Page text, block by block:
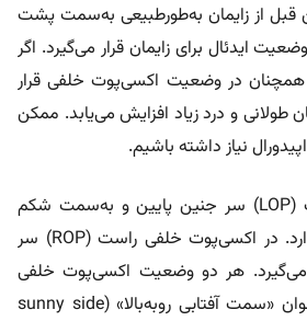
قبل از زایمان به‌طورطبیعی به‌سمت پشت
ایدئال برای زایمان قرار می‌گیرد. اگر
همچنان در وضعیت اکسی‌پوت خلفی قرار
طولانی و درد زیاد افزایش می‌یابد. ممکن
نیاز داشته باشیم.
در اکسی‌پوت خلفی چپ (LOP) سر جنین پایین و به‌سمت شکم
مادر و رو به چپ قرار دارد. در اکسی‌پوت خلفی راست (ROP) سر
می‌گیرد. هر دو وضعیت اکسی‌پوت خلفی
راست و چپ اغلب به‌عنوان «سمت آفتابی روبه‌بالا» (sunny side